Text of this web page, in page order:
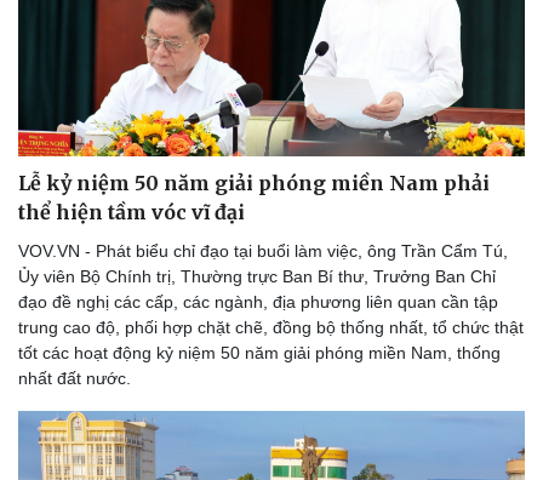
Văn hóa
Sân khấu - Điện ảnh
Văn học
Âm nhạc
Nghệ sĩ
Thời trang
Sao Việt
Lễ kỷ niệm 50 năm giải phóng miền Nam phải
thể hiện tầm vóc vĩ đại
VOV.VN - Phát biểu chỉ đạo tại buổi làm việc, ông Trần Cẩm Tú,
Ủy viên Bộ Chính trị, Thường trực Ban Bí thư, Trưởng Ban Chỉ
đạo đề nghị các cấp, các ngành, địa phương liên quan cần tập
trung cao độ, phối hợp chặt chẽ, đồng bộ thống nhất, tổ chức thật
tốt các hoạt động kỷ niệm 50 năm giải phóng miền Nam, thống
nhất đất nước.